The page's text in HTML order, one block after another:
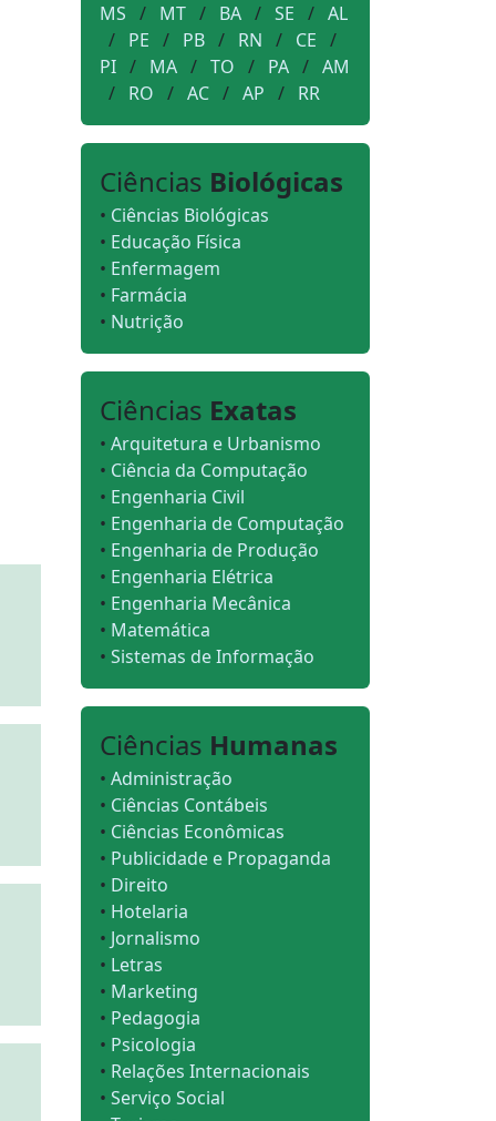
MS / MT / BA / SE / AL
/ PE / PB / RN / CE /
PI / MA / TO / PA / AM
/ RO / AC / AP / RR
Ciências Biológicas
• Ciências Biológicas
• Educação Física
• Enfermagem
• Farmácia
• Nutrição
Ciências Exatas
• Arquitetura e Urbanismo
• Ciência da Computação
• Engenharia Civil
• Engenharia de Computação
• Engenharia de Produção
• Engenharia Elétrica
• Engenharia Mecânica
• Matemática
• Sistemas de Informação
Ciências Humanas
• Administração
• Ciências Contábeis
• Ciências Econômicas
• Publicidade e Propaganda
• Direito
• Hotelaria
• Jornalismo
• Letras
• Marketing
• Pedagogia
• Psicologia
• Relações Internacionais
• Serviço Social